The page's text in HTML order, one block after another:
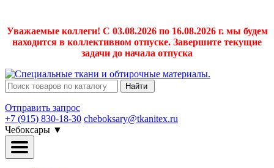
Уважаемые коллеги! С 03.08.2026 по 16.08.2026 г. мы будем
находится в коллективном отпуске. Завершите текущие
задачи до начала отпуска
Найти
Отправить запрос
+7 (915) 830-18-30 cheboksary@tkanitex.ru
Чебоксары ▼